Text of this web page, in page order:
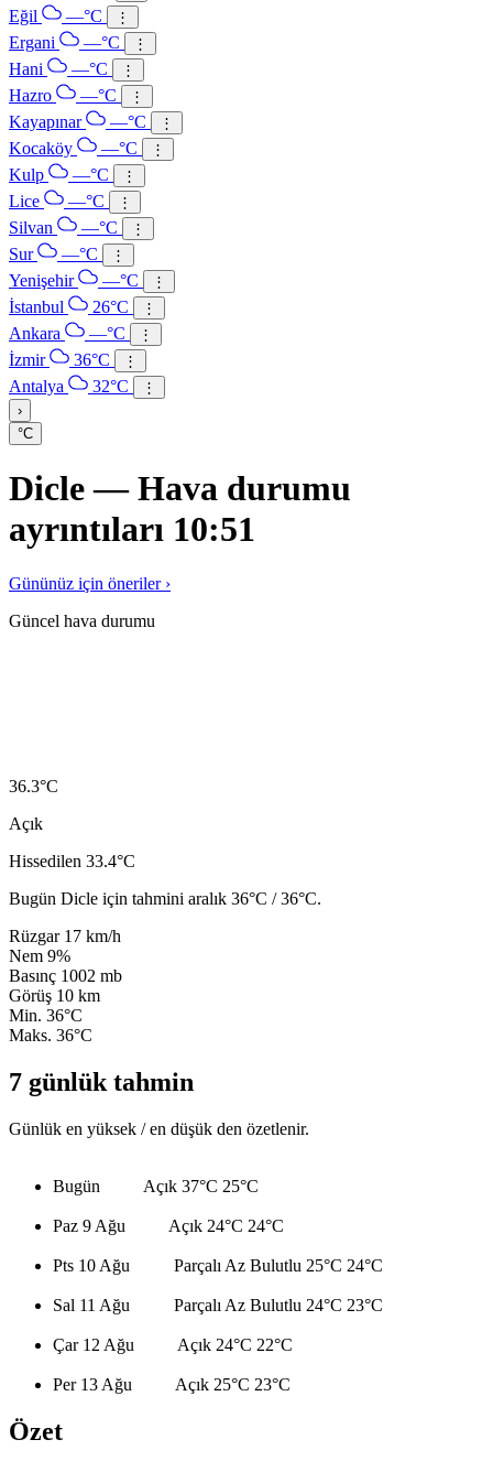
Eğil —°C ⋮
Ergani —°C ⋮
Hani —°C ⋮
Hazro —°C ⋮
Kayapınar —°C ⋮
Kocaköy —°C ⋮
Kulp —°C ⋮
Lice —°C ⋮
Silvan —°C ⋮
Sur —°C ⋮
Yenişehir —°C ⋮
İstanbul 26°C ⋮
Ankara —°C ⋮
İzmir 36°C ⋮
Antalya 32°C
⋮
›
°C
Dicle — Hava durumu
ayrıntıları 10:51
Gününüz için öneriler ›
Güncel hava durumu
36.3°C
Açık
Hissedilen 33.4°C
Bugün Dicle için tahmini aralık 36°C / 36°C.
Rüzgar 17 km/h
Nem 9%
Basınç 1002 mb
Görüş 10 km
Min. 36°C
Maks. 36°C
7 günlük tahmin
Günlük en yüksek / en düşük den özetlenir.
Bugün Açık 37°C 25°C
Paz 9 Ağu Açık 24°C 24°C
Pts 10 Ağu Parçalı Az Bulutlu 25°C 24°C
Sal 11 Ağu Parçalı Az Bulutlu 24°C 23°C
Çar 12 Ağu Açık 24°C 22°C
Per 13 Ağu Açık 25°C 23°C
Özet